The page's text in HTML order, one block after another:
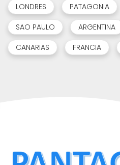
LONDRES
PATAGONIA
SAO PAULO
ARGENTINA
CANARIAS
FRANCIA